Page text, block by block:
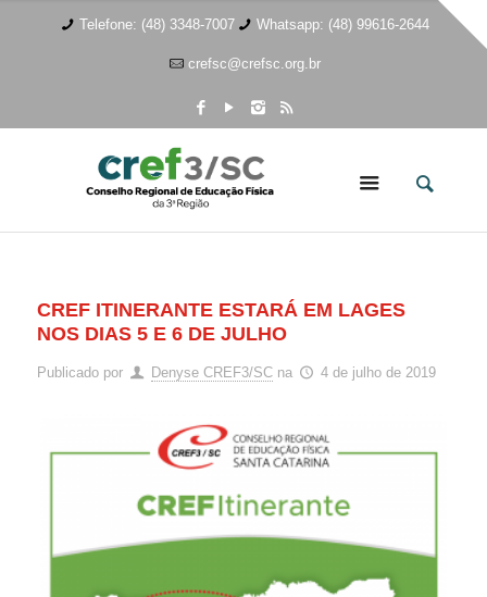
Telefone: (48) 3348-7007 Whatsapp: (48) 99616-2644
crefsc@crefsc.org.br
CREF ITINERANTE ESTARÁ EM LAGES
NOS DIAS 5 E 6 DE JULHO
Publicado por Denyse CREF3/SC na 4 de julho de 2019